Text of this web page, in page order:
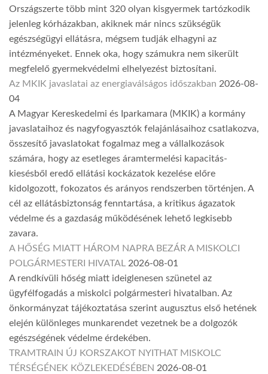
Országszerte több mint 320 olyan kisgyermek tartózkodik
jelenleg kórházakban, akiknek már nincs szükségük
egészségügyi ellátásra, mégsem tudják elhagyni az
intézményeket. Ennek oka, hogy számukra nem sikerült
megfelelő gyermekvédelmi elhelyezést biztosítani.
Az MKIK javaslatai az energiaválságos időszakban 2026-08-
04
A Magyar Kereskedelmi és Iparkamara (MKIK) a kormány
javaslataihoz és nagyfogyasztók felajánlásaihoz csatlakozva,
összesítő javaslatokat fogalmaz meg a vállalkozások
számára, hogy az esetleges áramtermelési kapacitás-
kiesésből eredő ellátási kockázatok kezelése előre
kidolgozott, fokozatos és arányos rendszerben történjen. A
cél az ellátásbiztonság fenntartása, a kritikus ágazatok
védelme és a gazdaság működésének lehető legkisebb
zavara.
A HŐSÉG MIATT HÁROM NAPRA BEZÁR A MISKOLCI
POLGÁRMESTERI HIVATAL 2026-08-01
A rendkívüli hőség miatt ideiglenesen szünetel az
ügyfélfogadás a miskolci polgármesteri hivatalban. Az
önkormányzat tájékoztatása szerint augusztus első hetének
elején különleges munkarendet vezetnek be a dolgozók
egészségének védelme érdekében.
TRAMTRAIN ÚJ KORSZAKOT NYITHAT MISKOLC
TÉRSÉGÉNEK KÖZLEKEDÉSÉBEN 2026-08-01